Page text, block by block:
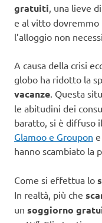
gratuiti , una lieve
e al vitto dovremmo
l’alloggio non
A causa della crisi
globo ha ridotto la
vacanze . Questa
le abitudini dei
baratto, si è diffuso
Glamoo e Groupon
hanno scambiato la
Come si effettua lo
In realtà, più che
un soggiorno